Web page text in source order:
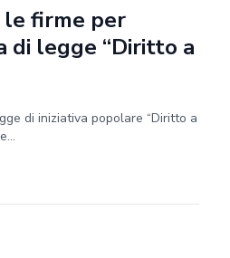
le firme per
di legge “Diritto a
di iniziativa popolare “Diritto a